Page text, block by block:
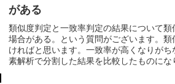
がある
類似度判定と一致率判定の結果について
場合がある。という質問がございます。
ければと思います。一致率が高くなりが
素解析で分割した結果を比較したものにな